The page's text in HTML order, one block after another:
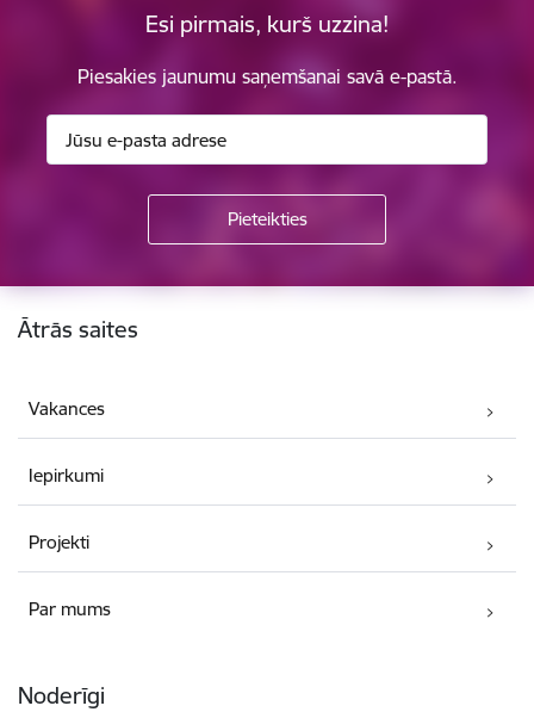
Esi pirmais, kurš uzzina!
Piesakies jaunumu saņemšanai savā e-pastā.
Kājene
Ātrās saites
Vakances
Iepirkumi
Projekti
Par mums
Noderīgi